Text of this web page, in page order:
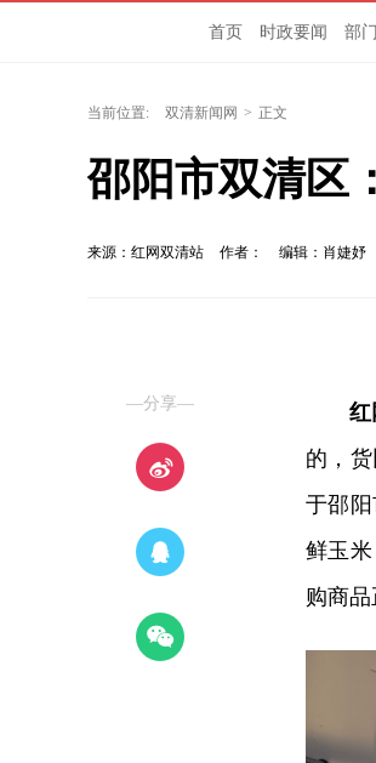
首页 时政要闻 部
当前位置: 双清新闻网 > 正文
邵阳市双清区
来源：红网双清站 作者： 编辑：肖婕妤
—分享— 红
的，
于邵
鲜玉
购商品